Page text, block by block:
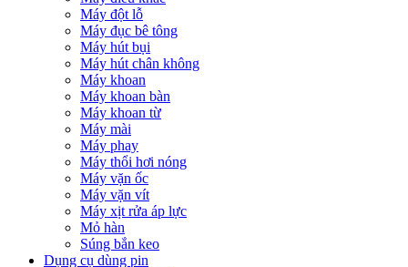
Máy đột lỗ
Máy đục bê tông
Máy hút bụi
Máy hút chân không
Máy khoan
Máy khoan bàn
Máy khoan từ
Máy mài
Máy phay
Máy thổi hơi nóng
Máy vặn ốc
Máy vặn vít
Máy xịt rửa áp lực
Mỏ hàn
Súng bắn keo
Dụng cụ dùng pin